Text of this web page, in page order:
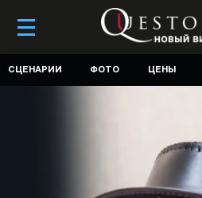
СЦЕНАРИИ ФОТО ЦЕНЫ